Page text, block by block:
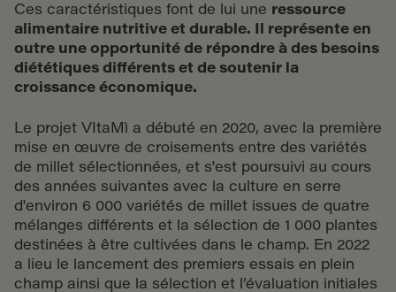
Ces caractéristiques font de lui une ressource
alimentaire nutritive et durable. Il représente en
outre une opportunité de répondre à des besoins
diététiques différents et de soutenir la
croissance économique.
Le projet VItaMì a débuté en 2020, avec la première
mise en œuvre de croisements entre des variétés
de millet sélectionnées, et s'est poursuivi au cours
des années suivantes avec la culture en serre
d'environ 6 000 variétés de millet issues de quatre
mélanges différents et la sélection de 1 000 plantes
destinées à être cultivées dans le champ. En 2022
a lieu le lancement des premiers essais en plein
champ ainsi que la sélection et l’évaluation initiales